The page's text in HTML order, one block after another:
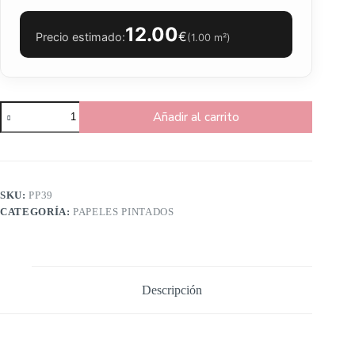
Precio estimado:12.00€(1.00 m²)
Añadir al carrito
SKU:PP39
CATEGORÍA:PAPELES PINTADOS
Descripción